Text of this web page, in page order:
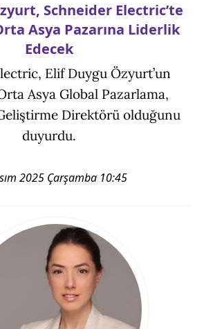
Schneider Electric’te
Asya Pazarına Liderlik
Edecek
Elif Duygu Özyurt’un
Asya Global Pazarlama,
Direktörü olduğunu
duyurdu.
2025 Çarşamba 10:45